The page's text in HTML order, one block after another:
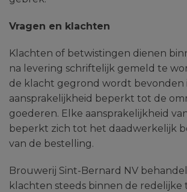
Vragen en klachten
Klachten of betwistingen dienen
na levering schriftelijk gemeld te
de klacht gegrond wordt bevonden
aansprakelijkheid beperkt tot de
goederen. Elke aansprakelijkheid
beperkt zich tot het daadwerkelijk
van de bestelling.
Brouwerij Sint-Bernard NV
klachten steeds binnen de redelijke